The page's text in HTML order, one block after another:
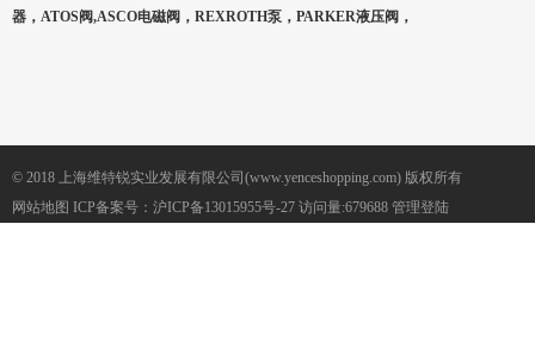
器，ATOS阀,ASCO电磁阀，REXROTH泵，PARKER液压阀，
© 2018 上海维特锐实业发展有限公司(www.yenceshopping.com) 版权所有
网站地图 ICP备案号： 沪ICP备13015955号-27 访问量:679688 管理登陆